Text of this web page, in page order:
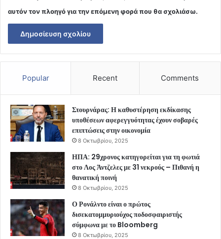
αυτόν τον πλοηγό για την επόμενη φορά που θα σχολιάσω.
Popular Recent Comments
Στουρνάρας: Η καθυστέρηση εκδίκασης
υποθέσεων αφερεγγυότητας έχουν σοβαρές
επιπτώσεις στην οικονομία
8 Οκτωβρίου, 2025
ΗΠΑ: 29χρονος κατηγορείται για τη φωτιά
στο Λος Άντζελες με 31 νεκρούς – Πιθανή η
θανατική ποινή
8 Οκτωβρίου, 2025
Ο Ρονάλντο είναι ο πρώτος
δισεκατομμυριούχος ποδοσφαιριστής
σύμφωνα με το Bloomberg
8 Οκτωβρίου, 2025